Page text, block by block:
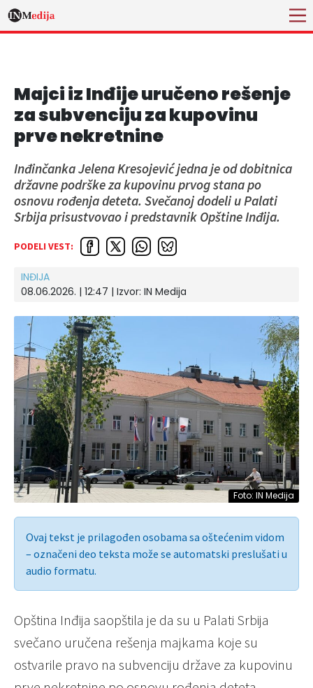
Majci iz Inđije uručeno rešenje
za subvenciju za kupovinu
prve nekretnine
Inđinčanka Jelena Kresojević jedna je od dobitnica
državne podrške za kupovinu prvog stana po
osnovu rođenja deteta. Svečanoj dodeli u Palati
Srbija prisustvovao i predstavnik Opštine Inđija.
PODELI VEST:
INĐIJA
08.06.2026. | 12:47 | Izvor: IN Medija
Foto: IN Medija
Ovaj tekst je prilagođen osobama sa oštećenim vidom
– označeni deo teksta može se automatski preslušati u
audio formatu.
Opština Inđija saopštila je da su u Palati Srbija
svečano uručena rešenja majkama koje su
ostvarile pravo na subvenciju države za kupovinu